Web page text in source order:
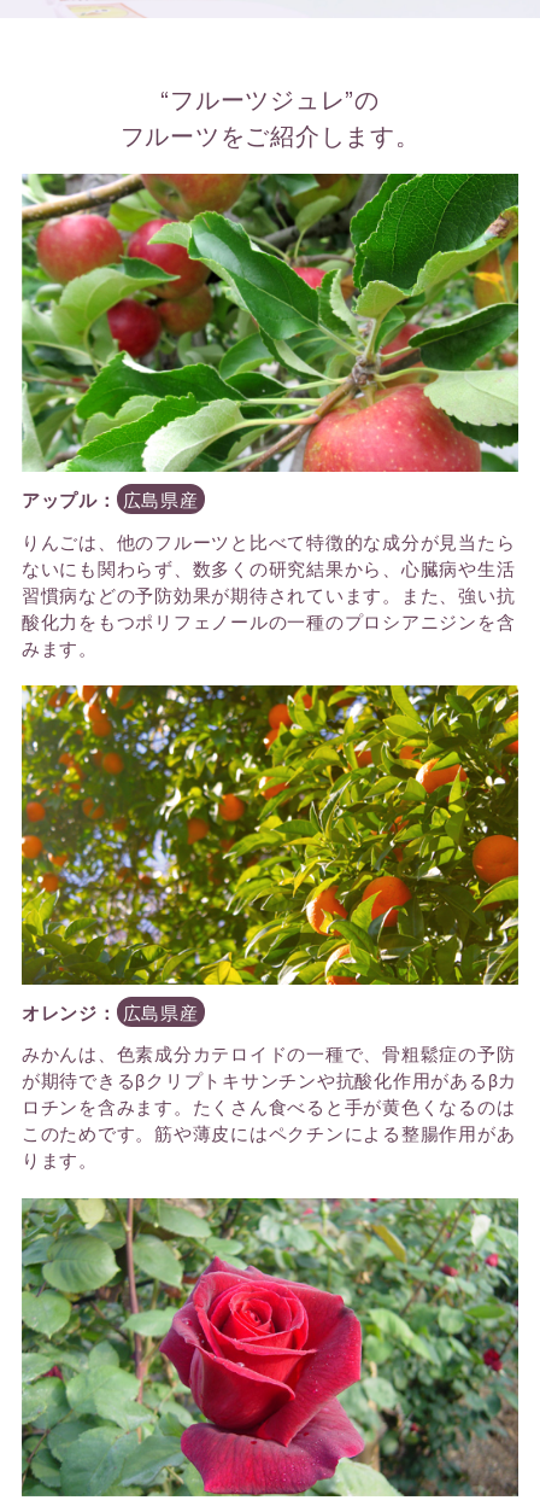
“フルーツジュレ”の
フルーツをご紹介します。
アップル：
広島県産
りんごは、他のフルーツと比べて特徴的な成分が見当たら
ないにも関わらず、数多くの研究結果から、心臓病や生活
習慣病などの予防効果が期待されています。また、強い抗
酸化力をもつポリフェノールの一種のプロシアニジンを含
みます。
オレンジ：
広島県産
みかんは、色素成分カテロイドの一種で、骨粗鬆症の予防
が期待できるβクリプトキサンチンや抗酸化作用があるβカ
ロチンを含みます。たくさん食べると手が黄色くなるのは
このためです。筋や薄皮にはペクチンによる整腸作用があ
ります。